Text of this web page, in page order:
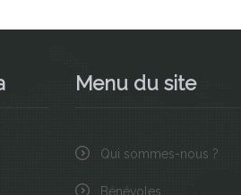
Menu du site
Qui sommes-nous ?
Bénévoles